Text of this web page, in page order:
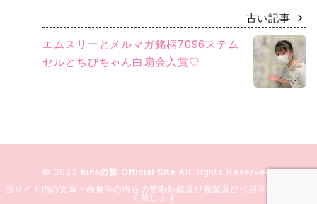
古い記事
エムスリーとメルマガ銘柄7096ステム
セルとちびちゃん白扇会入賞♡
© 2023 hinaの株 Official Site All Rights Reserved.
当サイト内の文章・画像等の内容の無断転載及び複製及び引用等の行為を固
く禁じます。